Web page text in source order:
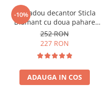
-10%
Set cadou decantor Sticla
Diamant cu doua pahare
Deluxe
252 RON
227 RON
ADAUGA IN COS